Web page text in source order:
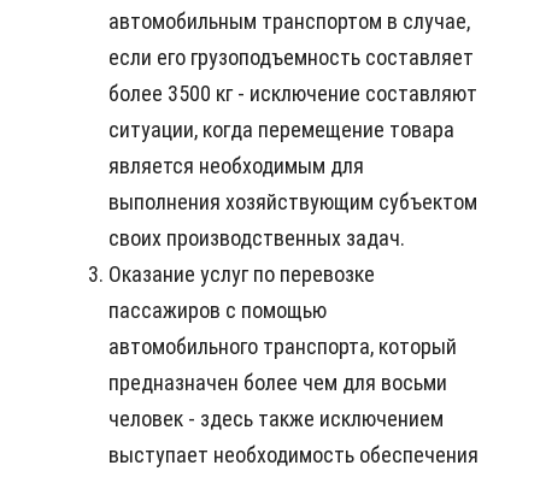
автомобильным транспортом в случае,
если его грузоподъемность составляет
более 3500 кг - исключение составляют
ситуации, когда перемещение товара
является необходимым для
выполнения хозяйствующим субъектом
своих производственных задач.
Оказание услуг по перевозке
пассажиров с помощью
автомобильного транспорта, который
предназначен более чем для восьми
человек - здесь также исключением
выступает необходимость обеспечения